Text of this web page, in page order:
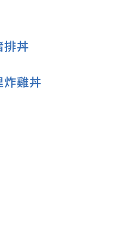
排丼
炸雞丼